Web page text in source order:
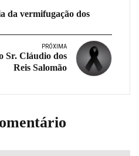
da vermifugação dos
PRÓXIMA
Sr. Cláudio dos
Reis Salomão